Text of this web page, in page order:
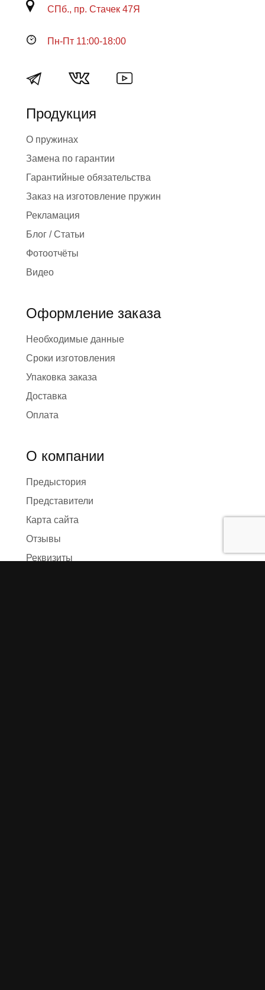
СПб., пр. Стачек 47Я
Пн-Пт 11:00-18:00
Продукция
О пружинах
Замена по гарантии
Гарантийные обязательства
Заказ на изготовление пружин
Рекламация
Блог / Статьи
Фотоотчёты
Видео
Оформление заказа
Необходимые данные
Сроки изготовления
Упаковка заказа
Доставка
Оплата
О компании
Предыстория
Представители
Карта сайта
Отзывы
Реквизиты